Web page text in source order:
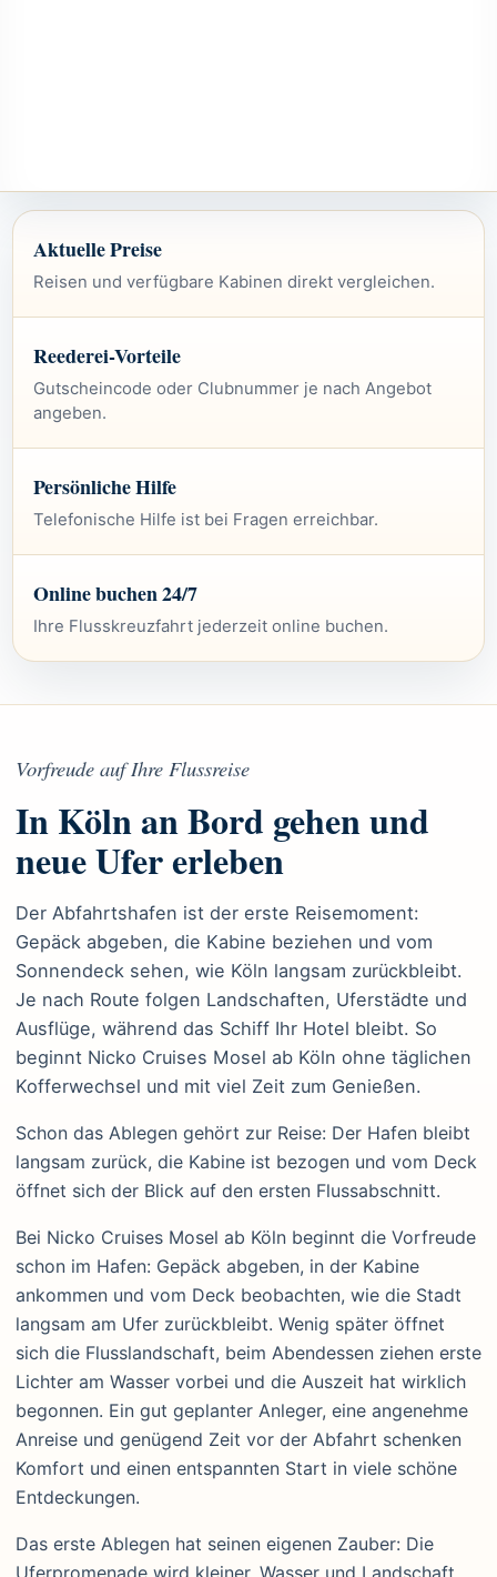
Aktuelle Preise
Reisen und verfügbare Kabinen direkt vergleichen.
Reederei-Vorteile
Gutscheincode oder Clubnummer je nach Angebot
angeben.
Persönliche Hilfe
Telefonische Hilfe ist bei Fragen erreichbar.
Online buchen 24/7
Ihre Flusskreuzfahrt jederzeit online buchen.
Vorfreude auf Ihre Flussreise
In Köln an Bord gehen und
neue Ufer erleben
Der Abfahrtshafen ist der erste Reisemoment:
Gepäck abgeben, die Kabine beziehen und vom
Sonnendeck sehen, wie Köln langsam zurückbleibt.
Je nach Route folgen Landschaften, Uferstädte und
Ausflüge, während das Schiff Ihr Hotel bleibt. So
beginnt Nicko Cruises Mosel ab Köln ohne täglichen
Kofferwechsel und mit viel Zeit zum Genießen.
Schon das Ablegen gehört zur Reise: Der Hafen bleibt
langsam zurück, die Kabine ist bezogen und vom Deck
öffnet sich der Blick auf den ersten Flussabschnitt.
Bei Nicko Cruises Mosel ab Köln beginnt die Vorfreude
schon im Hafen: Gepäck abgeben, in der Kabine
ankommen und vom Deck beobachten, wie die Stadt
langsam am Ufer zurückbleibt. Wenig später öffnet
sich die Flusslandschaft, beim Abendessen ziehen erste
Lichter am Wasser vorbei und die Auszeit hat wirklich
begonnen. Ein gut geplanter Anleger, eine angenehme
Anreise und genügend Zeit vor der Abfahrt schenken
Komfort und einen entspannten Start in viele schöne
Entdeckungen.
Das erste Ablegen hat seinen eigenen Zauber: Die